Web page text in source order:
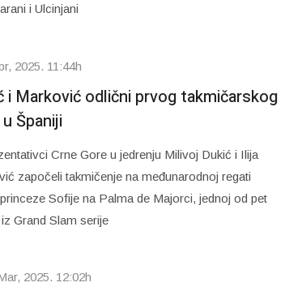
i Ulcinjani
2025. 11:44h
i Marković odlični prvog takmičarskog
Španiji
Crne Gore u jedrenju Milivoj Dukić i Ilija
započeli takmičenje na međunarodnoj regati
Sofije na Palma de Majorci, jednoj od pet
Grand Slam serije
2025. 12:02h